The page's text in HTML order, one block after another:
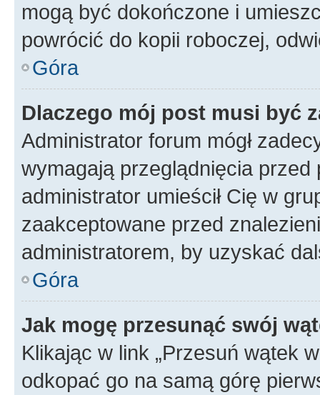
mogą być dokończone i
powrócić do kopii roboczej,
Góra
Dlaczego mój post musi być
Administrator forum mógł
wymagają przeglądnięcia
administrator umieścił Cię w
zaakceptowane przed
administratorem, by uzyskać
Góra
Jak mogę przesunąć swój
Klikając w link „Przesuń wątek
odkopać go na samą górę